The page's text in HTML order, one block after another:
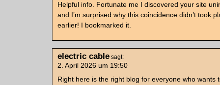
Helpful info. Fortunate me I discovered your site
and I’m surprised why this coincidence didn’t took
earlier! I bookmarked it.
electric cable sagt:
2. April 2026 um 19:50
Right here is the right blog for everyone who wants